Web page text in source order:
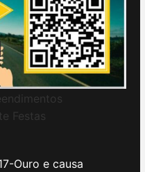
Ouro e causa